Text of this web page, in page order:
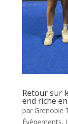
Retour sur
end riche
par Grenoble
Évènements,